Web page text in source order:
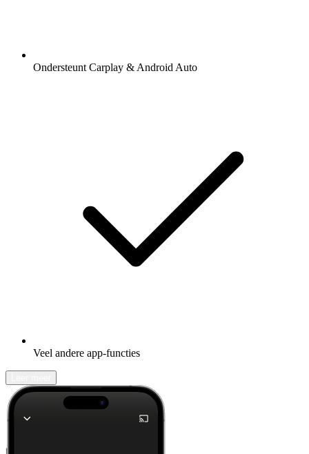
Ondersteunt Carplay & Android Auto
Veel andere app-functies